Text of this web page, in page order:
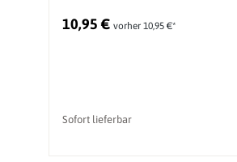
10,95 € vorher 10,95 €*
Sofort lieferbar